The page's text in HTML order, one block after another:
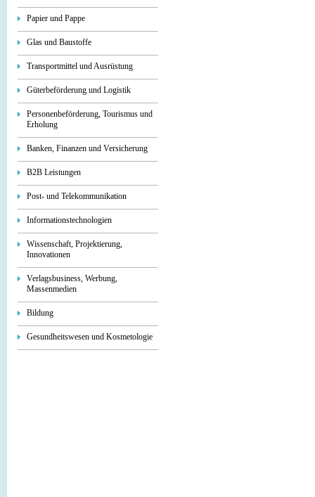
Papier und Pappe
Glas und Baustoffe
Transportmittel und Ausrüstung
Güterbeförderung und Logistik
Personenbeförderung, Tourismus und
Erholung
Banken, Finanzen und Versicherung
B2B Leistungen
Post- und Telekommunikation
Informationstechnologien
Wissenschaft, Projektierung,
Innovationen
Verlagsbusiness, Werbung,
Massenmedien
Bildung
Gesundheitswesen und Kosmetologie